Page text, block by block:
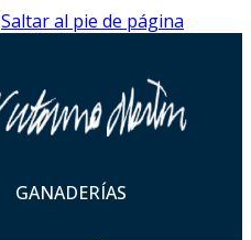
Saltar al pie de página
GANADERÍAS